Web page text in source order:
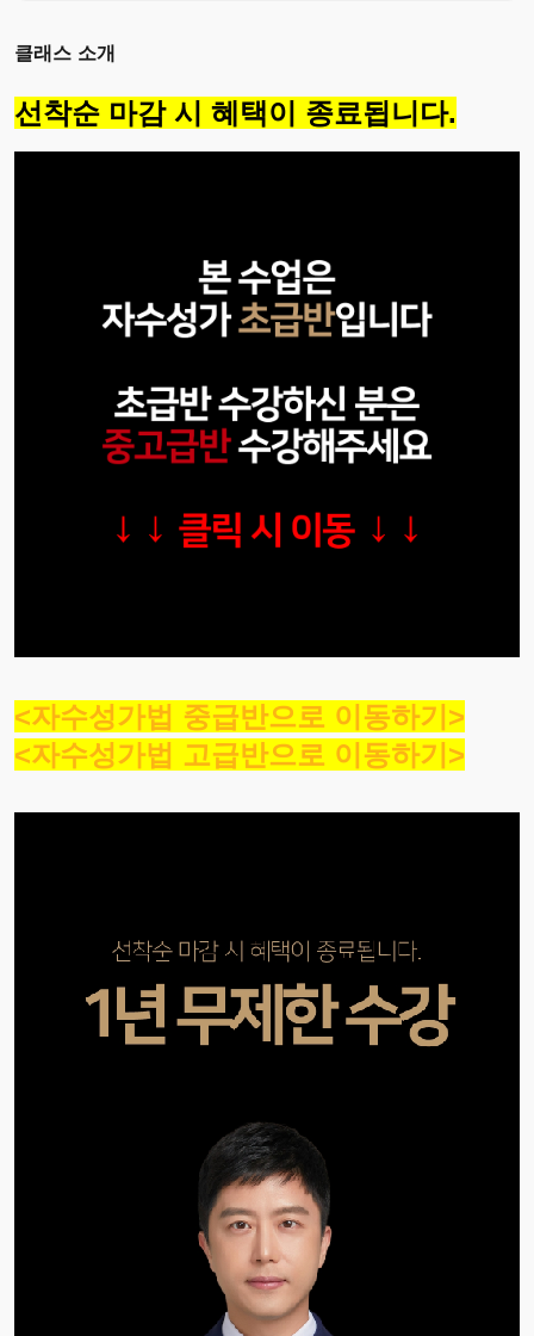
클래스 소개
선착순 마감 시 혜택이 종료됩니다.
<자수성가법 중급반으로 이동하기>
<자수성가법 고급반으로 이동하기>